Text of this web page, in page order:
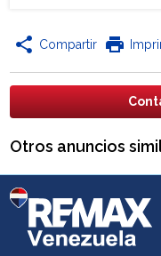
share Compartir print
Otros anuncios